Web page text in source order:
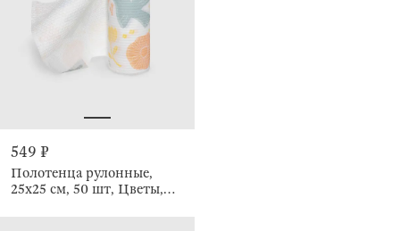
549 ₽
Полотенца рулонные,
25х25 см, 50 шт, Цветы,